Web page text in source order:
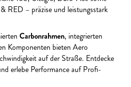
RED – präzise und leistungsstark
Carbonrahmen, integrierten
Komponenten bieten Aero
auf der Straße. Entdecke
erlebe Performance auf Profi-